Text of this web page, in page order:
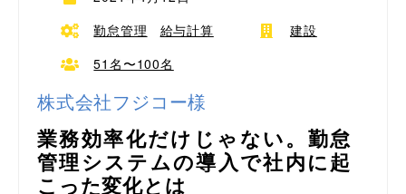
勤怠管理
給与計算
建設
51名〜100名
株式会社フジコー様
業務効率化だけじゃない。勤怠
管理システムの導入で社内に起
こった変化とは